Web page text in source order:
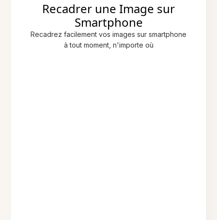
Recadrer une Image sur
Smartphone
Recadrez facilement vos images sur smartphone
à tout moment, n'importe où